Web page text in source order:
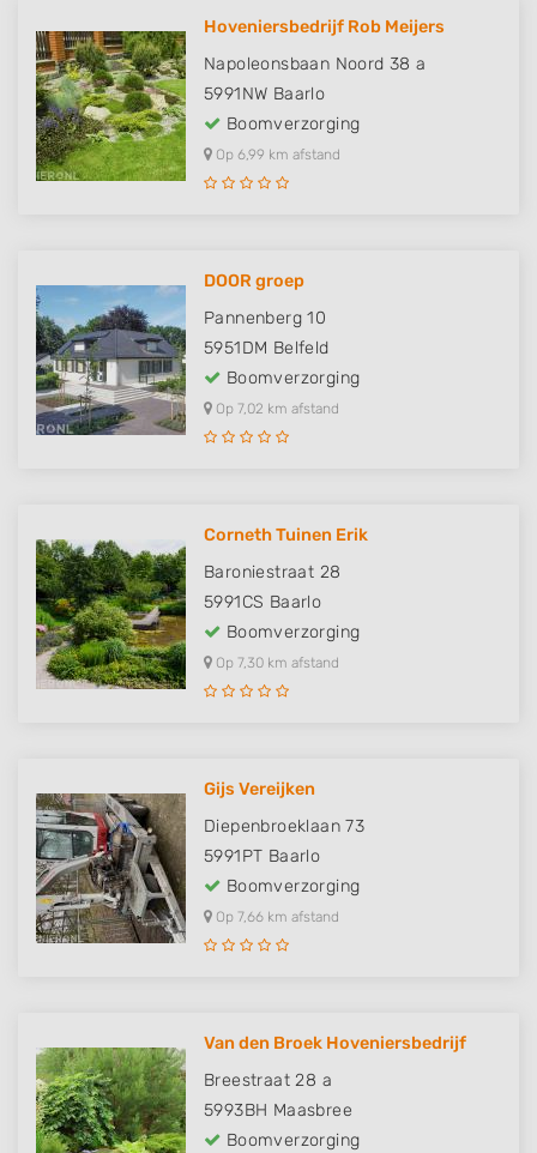
Hoveniersbedrijf Rob Meijers
Napoleonsbaan Noord 38 a
5991NW Baarlo
Boomverzorging
Op 6,99 km afstand
DOOR groep
Pannenberg 10
5951DM Belfeld
Boomverzorging
Op 7,02 km afstand
Corneth Tuinen Erik
Baroniestraat 28
5991CS Baarlo
Boomverzorging
Op 7,30 km afstand
Gijs Vereijken
Diepenbroeklaan 73
5991PT Baarlo
Boomverzorging
Op 7,66 km afstand
Van den Broek Hoveniersbedrijf
Breestraat 28 a
5993BH Maasbree
Boomverzorging